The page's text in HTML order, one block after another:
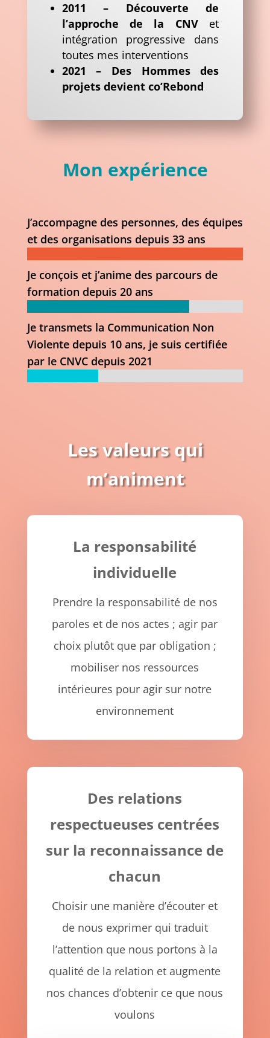
2011 – Découverte de
l’approche de la CNV et
intégration progressive dans
toutes mes interventions
2021 – Des Hommes des
projets devient co’Rebond
Mon expérience
J’accompagne des personnes, des équipes
et des organisations depuis 33 ans
Je conçois et j’anime des parcours de
formation depuis 20 ans
Je transmets la Communication Non
Violente depuis 10 ans, je suis certifiée
par le CNVC depuis 2021
Les valeurs qui
m’animent
La responsabilité
individuelle
Prendre la responsabilité de nos
paroles et de nos actes ; agir par
choix plutôt que par obligation ;
mobiliser nos ressources
intérieures pour agir sur notre
environnement
Des relations
respectueuses centrées
sur la reconnaissance de
chacun
Choisir une manière d’écouter et
de nous exprimer qui traduit
l’attention que nous portons à la
qualité de la relation et augmente
nos chances d’obtenir ce que nous
voulons